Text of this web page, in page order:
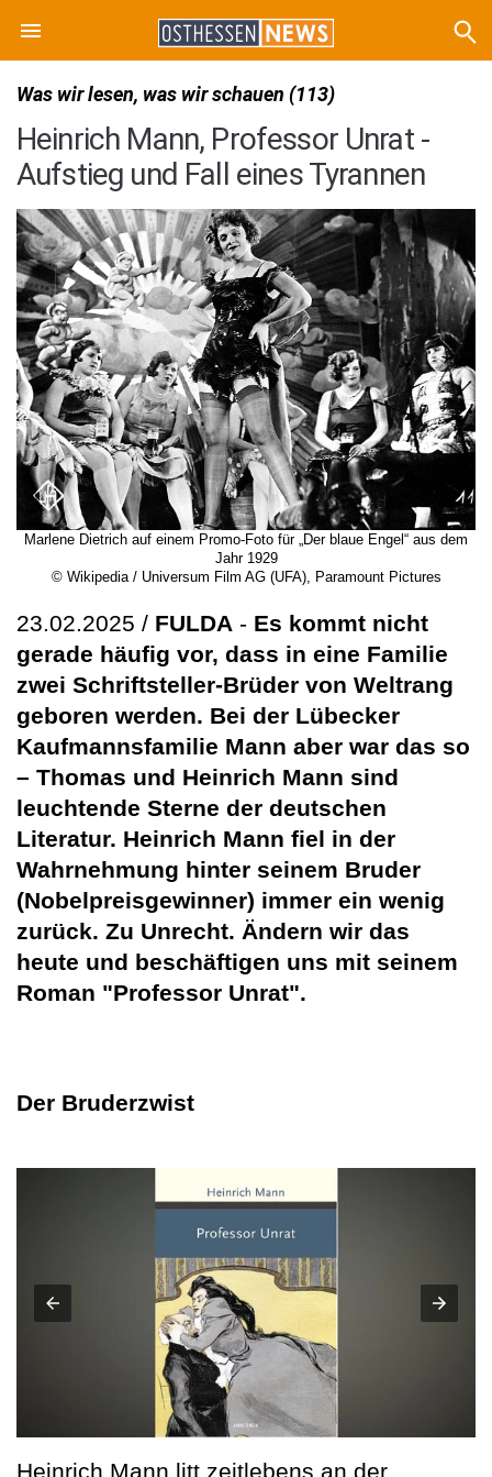
Was wir lesen, was wir schauen (113)
Heinrich Mann, Professor Unrat -
Aufstieg und Fall eines Tyrannen
Marlene Dietrich auf einem Promo-Foto für „Der blaue Engel“ aus dem
Jahr 1929
© Wikipedia / Universum Film AG (UFA), Paramount Pictures
23.02.2025 / FULDA - Es kommt nicht
gerade häufig vor, dass in eine Familie
zwei Schriftsteller-Brüder von Weltrang
geboren werden. Bei der Lübecker
Kaufmannsfamilie Mann aber war das so
– Thomas und Heinrich Mann sind
leuchtende Sterne der deutschen
Literatur. Heinrich Mann fiel in der
Wahrnehmung hinter seinem Bruder
(Nobelpreisgewinner) immer ein wenig
zurück. Zu Unrecht. Ändern wir das
heute und beschäftigen uns mit seinem
Roman "Professor Unrat".
Der Bruderzwist
Heinrich Mann litt zeitlebens an der